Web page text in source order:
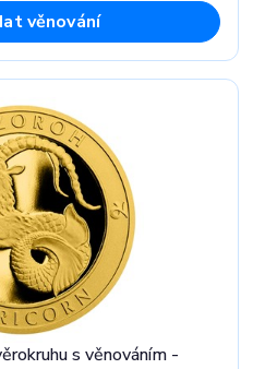
věnování
s věnováním -